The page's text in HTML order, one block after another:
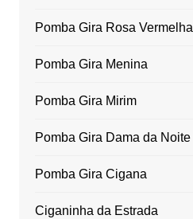
Pomba Gira Rosa Vermelha
Pomba Gira Menina
Pomba Gira Mirim
Pomba Gira Dama da Noite
Pomba Gira Cigana
Ciganinha da Estrada